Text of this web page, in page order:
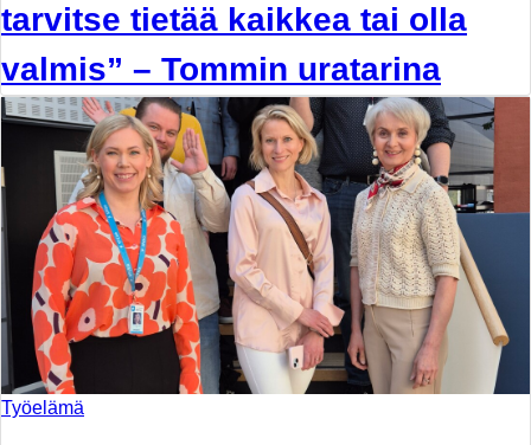
tarvitse tietää kaikkea tai olla
valmis” – Tommin uratarina
Työelämä